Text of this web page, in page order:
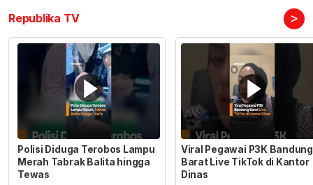
Republika TV >
Polisi Diduga Terobos Lampu
Merah Tabrak Balita hingga
Tewas
Viral Pegawai P3K Bandung
Barat Live TikTok di Kantor
Dinas